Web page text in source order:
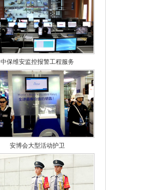
中保维安监控报警工程服务
安博会大型活动护卫